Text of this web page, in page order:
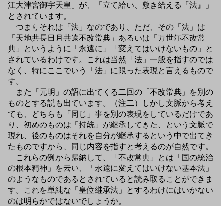
江大津宮御宇天皇」が、「立て給い、敷き給える『法』」
とされています。
つまりそれは「法」なのであり、ただ、その「法」は
「天地共長日月共遠不改常典」あるいは「万世尓不改常
典」というように「永遠に」「変えてはいけないもの」と
されているわけです。これは当然「法」一般を指すのでは
なく、特にここでいう「法」に限った表現と言えるもので
す。
また「元明」の詔に出てくる二回の「不改常典」を別の
ものとする説も出ています。（注二）しかし文脈から考え
ても、どちらも「同じ」事を別の表現をしているだけであ
り、初めのものは「持統」が継承してきた、という文脈で
現れ、後のものはそれを自分が継承するという中で出てき
たものですから、同じ内容を指すと考えるのが自然です。
これらの例から帰納して、「不改常典」とは「国の統治
の根本精神」を云い、「永遠に変えてはいけない基本法」
のようなものであるとされていると読み取ることができま
す。これを単純な「皇位継承法」とするわけにはいかない
のは明らかではないでしょうか。